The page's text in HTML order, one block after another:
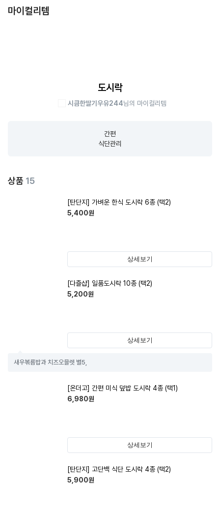
마이컬리템
도시락
시큼한딸기우유244님의 마이컬리템
간편
식단관리
상품 15
[탄단지] 가벼운 한식 도시락 6종 (택2)
5,400원
상세보기
[다즐샵] 일품도시락 10종 (택2)
5,200원
상세보기
새우볶름밥과 치즈오믈렛 별5,
[온더고] 간편 미식 덮밥 도시락 4종 (택1)
6,980원
상세보기
[탄단지] 고단백 식단 도시락 4종 (택2)
5,900원